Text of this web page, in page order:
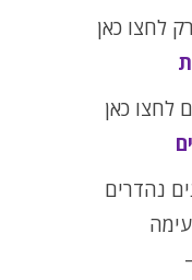
לחצו כאן
לחצו כאן
נהדרים